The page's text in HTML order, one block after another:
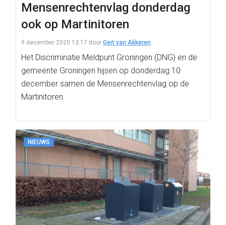
Mensenrechtenvlag donderdag
ook op Martinitoren
9 december 2020 13:17 door Gert van Akkeren
Het Discriminatie Meldpunt Groningen (DNG) en de
gemeente Groningen hijsen op donderdag 10
december samen de Mensenrechtenvlag op de
Martinitoren.
NIEUWS